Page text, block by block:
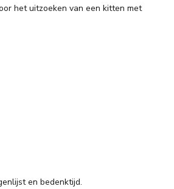
het uitzoeken van een kitten met
en bedenktijd.